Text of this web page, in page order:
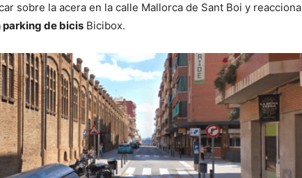
sobre la acera en la calle Mallorca de Sant Boi y reacciona
de bicis Bicibox.